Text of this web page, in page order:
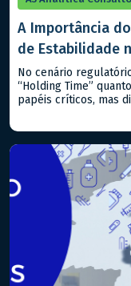
A Importância
de Estabilidade
No cenário
“Holding Time”
papéis críticos, mas
regulatórios
Estabilidade: Este […]